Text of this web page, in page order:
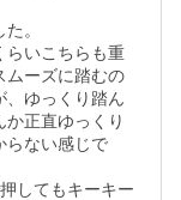
。
らいこちらも重
ムーズに踏むの
、ゆっくり踏ん
正直ゆっくり
らない感じで
してもキーキー